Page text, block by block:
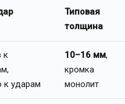
Типовая
толщина
к
к ударам
10–16 мм,
кромка
монолит